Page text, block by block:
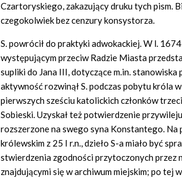
Czartoryskiego, zakazujący druku tych pism.
czegokolwiek bez cenzury konsystorza.
S. powrócił do praktyki adwokackiej. W l.
występującym przeciw Radzie Miasta
supliki do Jana III, dotyczące m.in.
aktywność rozwinął S. podczas pobytu króla
pierwszych sześciu katolickich członków
Sobieski. Uzyskał też potwierdzenie
rozszerzone na swego syna Konstantego. Na
królewskim z 25 I r.n., dzieło S-a miało być
stwierdzenia zgodności przytoczonych przez
znajdującymi się w archiwum miejskim; po tej